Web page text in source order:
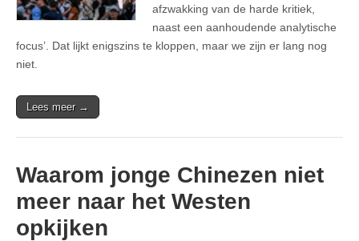
afzwakking van de harde kritiek,
naast een aanhoudende analytische
focus’. Dat lijkt enigszins te kloppen, maar we zijn er lang nog
niet.
Lees meer →
Waarom jonge Chinezen niet
meer naar het Westen
opkijken